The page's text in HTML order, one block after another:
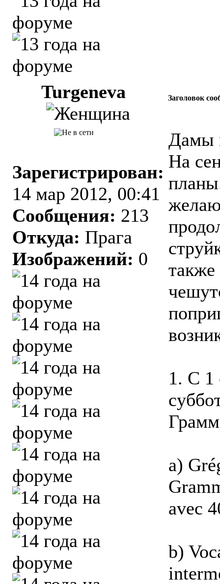
Turgeneva Заголовок
Зарегистрирован:
14 мар 2012, 00:41
Сообщения: 213
Откуда: Прага
Изображений: 0
Дамы
На
также
1. С 1
a)
avec
b)